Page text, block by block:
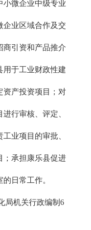
小微企业中级专业
企业区域合作及交
商引资和产品推介
用于工业财政性建
资产投资项目；对
行审核、评定、
业项目的审批、
；承担康乐县促进
日常工作。
局机关行政编制6